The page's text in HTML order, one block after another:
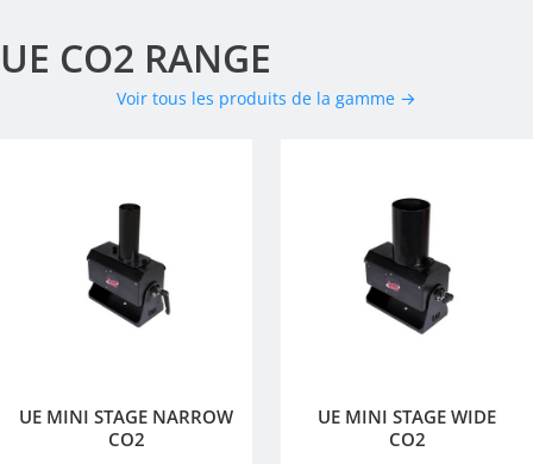
UE CO2 RANGE
Voir tous les produits de la gamme →
UE MINI STAGE NARROW
CO2
UE MINI STAGE WIDE
CO2